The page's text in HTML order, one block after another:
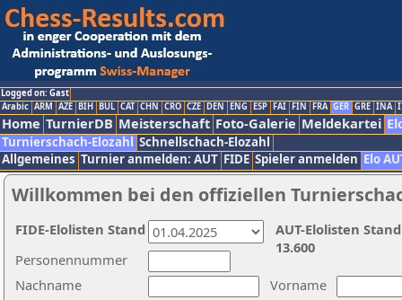
Logged on: Gast
Arabic ARM AZE BIH BUL CAT CHN CRO CZE DEN ENG ESP FAI FIN FRA GER GRE INA
Home TurnierDB Meisterschaft Foto-Galerie Meldekartei
Turnierschach-Elozahl Schnellschach-Elozahl
Allgemeines Turnier anmelden: AUT FIDE Spieler anmelden Elo
Willkommen bei den offiziellen
Nachname
Vorname
Personennummer
AUT-Elolisten
13.600
FIDE-Elolisten Stand